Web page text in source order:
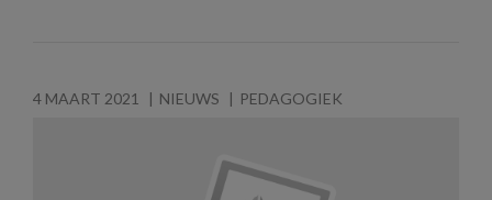
4 MAART 2021 NIEUWS PEDAGOGIEK